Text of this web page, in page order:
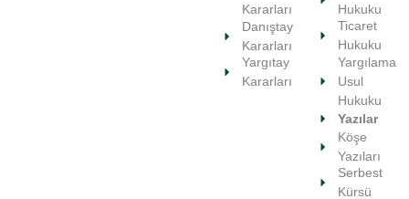
Kararları
Danıştay
Kararları
Yargıtay
Kararları
Hukuku
Ticaret
Hukuku
Yargılama
Usul
Hukuku
Yazılar
Köşe
Yazıları
Serbest
Kürsü